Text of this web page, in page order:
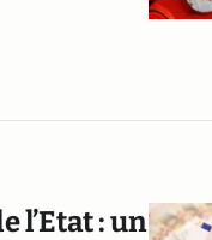
l’Etat : un